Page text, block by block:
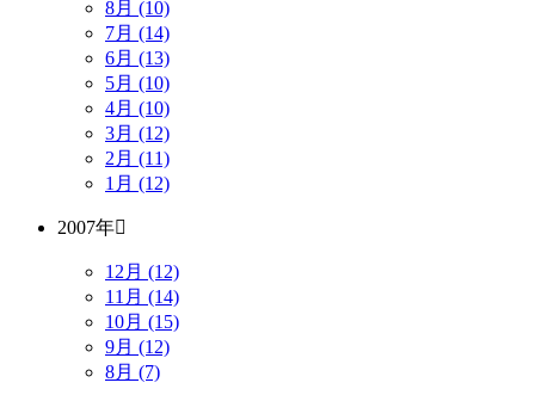
8月 (10)
7月 (14)
6月 (13)
5月 (10)
4月 (10)
3月 (12)
2月 (11)
1月 (12)
2007年
12月 (12)
11月 (14)
10月 (15)
9月 (12)
8月 (7)